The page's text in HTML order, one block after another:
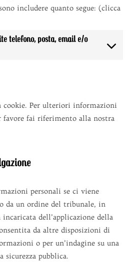
includere quanto segue: (clicca
telefono, posta, email e/o
cookie. Per ulteriori informazioni
favore fai riferimento alla nostra
personali se ci viene
da un ordine del tribunale, in
incaricata dell’applicazione della
da altre disposizioni di
o per un’indagine su una
sicurezza pubblica.